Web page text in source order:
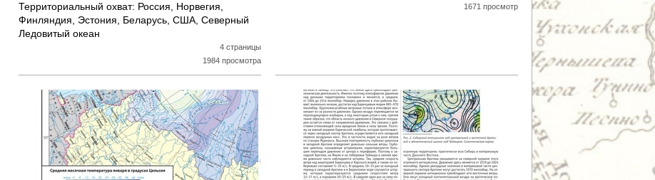
Территориальный охват: Россия, Норвегия,
Финляндия, Эстония, Беларусь, США, Северный
Ледовитый океан
4 страницы
1984 просмотра
1671 просмотр